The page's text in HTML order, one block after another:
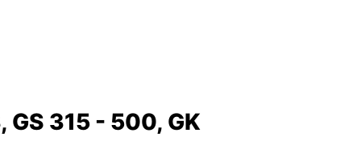
315 - 500, GK